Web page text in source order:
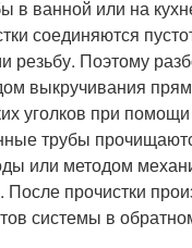
в ванной или на
соединяются
резьбу. Поэтому
выкручивания
уголков при
трубы
или методом
После прочистки
системы в